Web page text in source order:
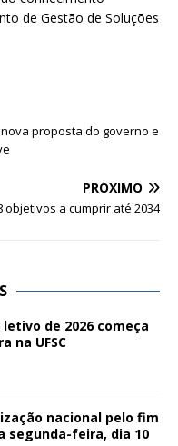
de Gestão de Soluções
nova proposta do governo e
PRÓXIMO
objetivos a cumprir até 2034
de 2026 começa
na UFSC
nacional pelo fim
segunda-feira, dia 10